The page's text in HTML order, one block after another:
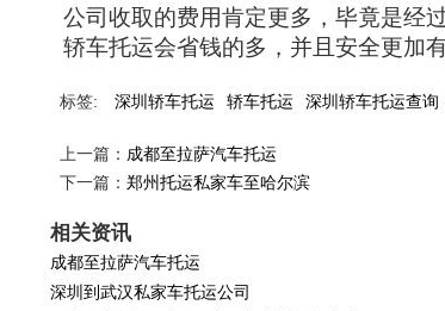
公司收取的费用肯定更多，毕竟是经
轿车托运会省钱的多，并且安全更加有
标签: 深圳轿车托运 轿车托运 深圳轿车托运查询
上一篇： 成都至拉萨汽车托运
下一篇：郑州托运私家车至哈尔滨
相关资讯
成都至拉萨汽车托运
深圳到武汉私家车托运公司